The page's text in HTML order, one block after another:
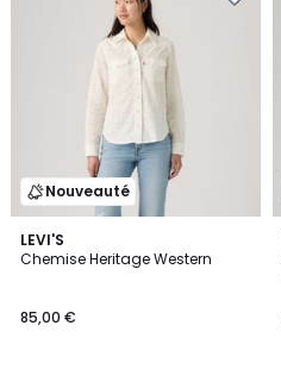
Nouveauté
LEVI'S
Chemise Heritage Western
85,00 €